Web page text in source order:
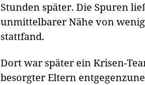
Stunden später. Die Spuren
unmittelbarer Nähe von
stattfand.
Dort war später ein Krisen-
besorgter Eltern